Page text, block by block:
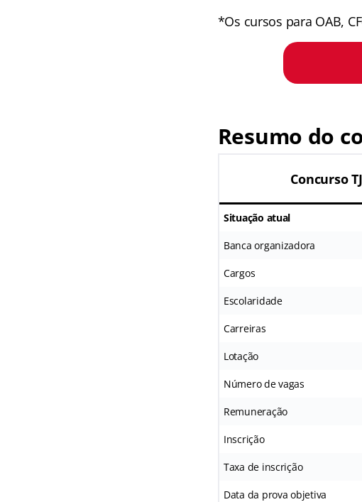
*Os cursos para OAB,
Resumo do
Concurso
Situação atual
Banca organizadora
Cargos
Escolaridade
Carreiras
Lotação
Número de vagas
Remuneração
Inscrição
Taxa de inscrição
Data da prova objetiva